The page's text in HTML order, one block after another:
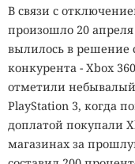
В связи с
произошло 20 апреля
вылилось в решение
конкурента - Xbox
отметили
PlayStation 3, когда
доплатой покупали
магазинах за